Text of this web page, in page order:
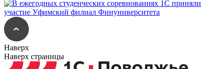
Наверх
Наверх страницы